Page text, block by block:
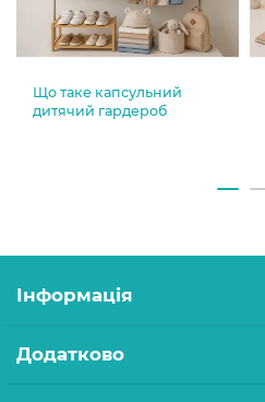
Що таке капсульний
дитячий гардероб
Інформація
Додатково